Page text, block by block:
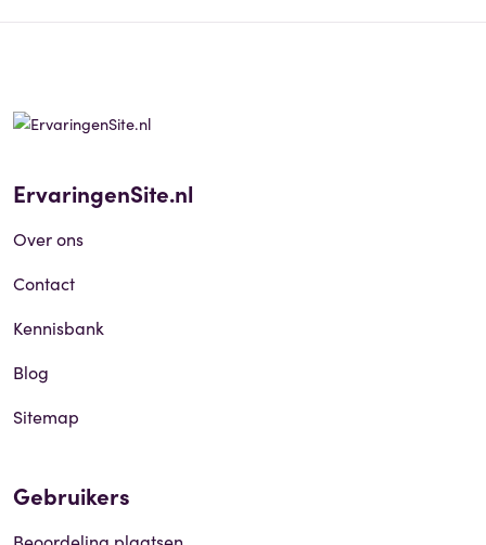
ErvaringenSite.nl
Over ons
Contact
Kennisbank
Blog
Sitemap
Gebruikers